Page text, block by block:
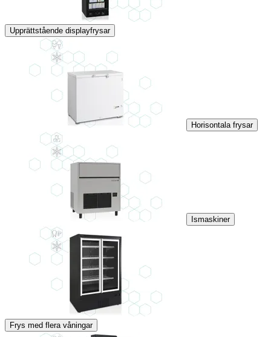
Upprättstående displayfrysar
Horisontala frysar
Ismaskiner
Frys med flera våningar